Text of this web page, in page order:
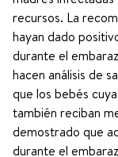
recursos. La
hayan dado
durante el
hacen análisis de
que los bebés
también reciban
demostrado que
durante el